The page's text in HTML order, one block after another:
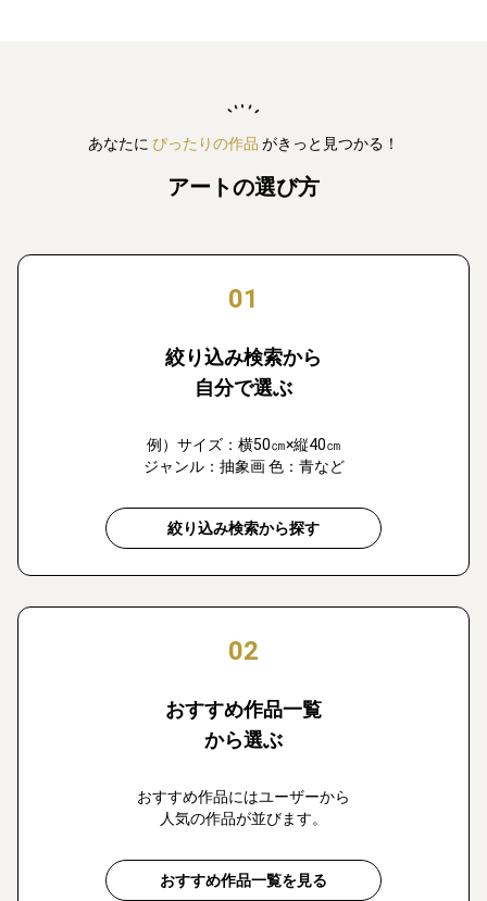
あなたに ぴったりの作品 がきっと見つかる！
アートの選び方
01
絞り込み検索から
自分で選ぶ
例）サイズ：横50㎝×縦40㎝
ジャンル：抽象画 色：青など
絞り込み検索から探す
02
おすすめ作品一覧
から選ぶ
おすすめ作品にはユーザーから
人気の作品が並びます。
おすすめ作品一覧を見る